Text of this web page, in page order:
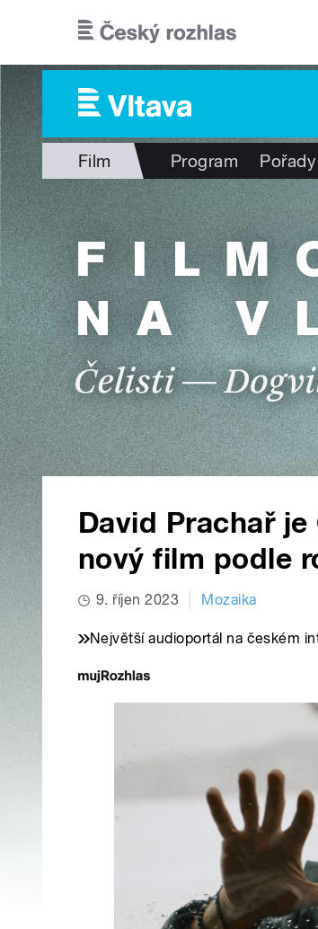
Film Program Pořady
David Prachař
nový film podle
9. říjen 2023 Mozaika
Největší audioportál na českém